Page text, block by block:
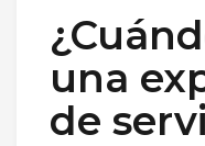
una
de